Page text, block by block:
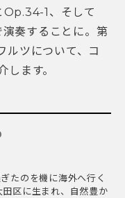
Op.34-1、そして
奏することに。第
ルツについて、コ
ます。
たのを機に海外へ行く
区に生まれ、自然豊か